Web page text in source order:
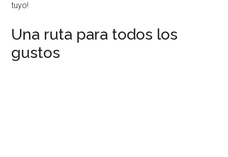
tuyo!
Una ruta para todos los
gustos